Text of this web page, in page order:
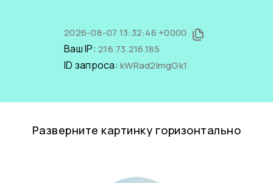
2026-08-07 13:32:46 +0000
Ваш IP: 216.73.216.185
ID запроса: kWRad2lmgGk1
Разверните картинку горизонтально